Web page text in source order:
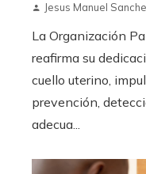
Jesus Manuel
La Organización
reafirma su
cuello uterino,
prevención,
adecua...